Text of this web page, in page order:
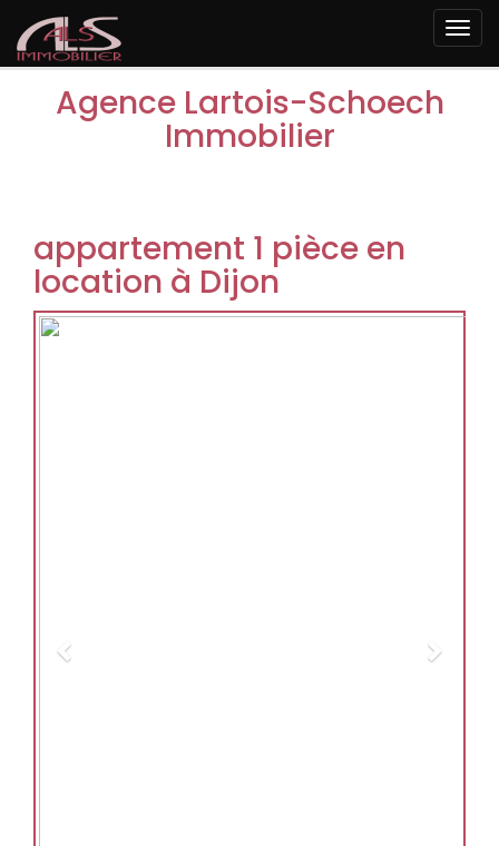
Agence Lartois-Schoech
Immobilier
appartement 1 pièce en
location à Dijon
Previous Next